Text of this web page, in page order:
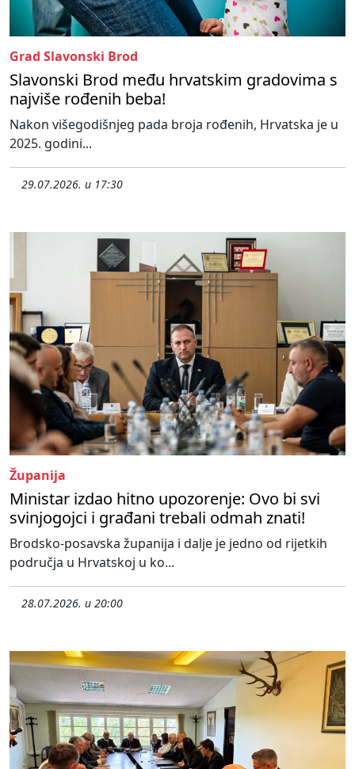
Grad Slavonski Brod
Slavonski Brod među hrvatskim gradovima s
najviše rođenih beba!
Nakon višegodišnjeg pada broja rođenih, Hrvatska je u
2025. godini...
29.07.2026. u 17:30
Županija
Ministar izdao hitno upozorenje: Ovo bi svi
svinjogojci i građani trebali odmah znati!
Brodsko-posavska županija i dalje je jedno od rijetkih
područja u Hrvatskoj u ko...
28.07.2026. u 20:00